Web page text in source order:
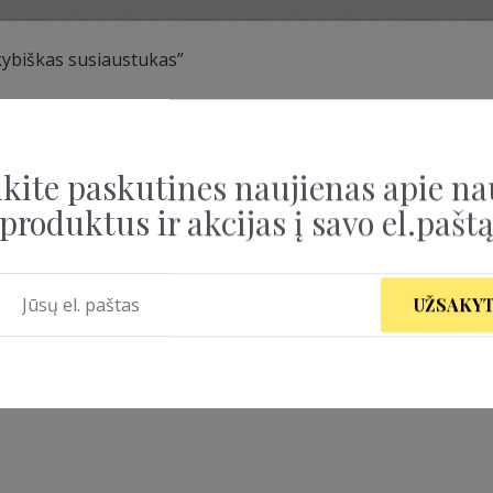
susiaustukas”
paskutines naujienas apie
produktus ir akcijas į savo el.paštą